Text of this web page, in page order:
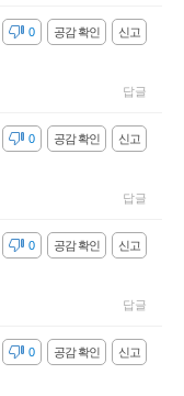
신고
공감 확인
0
답글
신고
공감 확인
0
답글
신고
공감 확인
0
답글
신고
공감 확인
0